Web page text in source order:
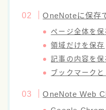
OneNoteに保存
ページ全体を保
領域だけを保存
記事の内容を保
ブックマークと
OneNote Web